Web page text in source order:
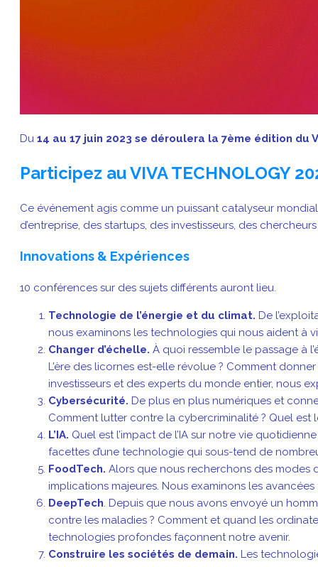
Du 14 au 17 juin 2023 se déroulera la 7ème édition du
Participez au VIVA TECHNOLOGY
Ce événement agis comme un puissant catalyseur
d’entreprise, des startups, des investisseurs, des
Innovations & Expériences
10 conférences sur des sujets différents auront lieu.
Technologie de l’énergie et du climat. De
nous examinons les technologies qui nous aident à
Changer d’échelle. À quoi ressemble le passage à
L’ère des licornes est-elle révolue ? Comment
investisseurs et des experts du monde entier, nous
Cybersécurité. De plus en plus numériques et
Comment lutter contre la cybercriminalité ? Quel est
L’IA. Quel est l’impact de l’IA sur notre vie
facettes d’une technologie qui sous-tend de
FoodTech. Alors que nous recherchons des modes
implications majeures. Nous examinons les
DeepTech. Depuis que nous avons envoyé un
contre les maladies ? Comment et quand les
technologies profondes façonnent notre avenir.
Construire les sociétés de demain. Les